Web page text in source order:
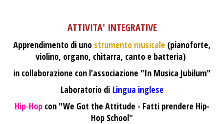
ATTIVITA' INTEGRATIVE
Apprendimento di uno strumento musicale (pianoforte,
violino, organo, chitarra, canto e batteria)
in collaborazione con l'associazione "In Musica Jubilum"
Laboratorio di Lingua inglese
Hip-Hopcon "We Got the Attitude - Fatti prendere Hip-
Hop School"